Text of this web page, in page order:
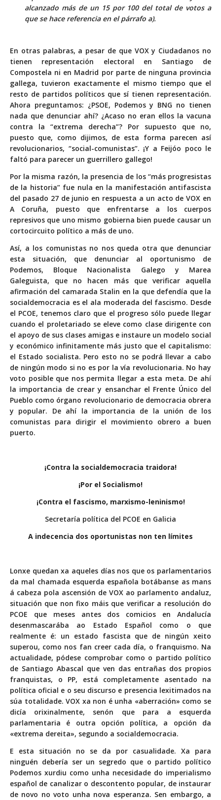
alcanzado más de un 15 por 100 del total de votos a
que se hace referencia en el párrafo a).
En otras palabras, a pesar de que VOX y Ciudadanos no
tienen representación electoral en Santiago de
Compostela ni en Madrid por parte de ninguna provincia
gallega, tuvieron exactamente el mismo tiempo que el
resto de partidos políticos que sí tienen representación.
Ahora preguntamos: ¿PSOE, Podemos y BNG no tienen
nada que denunciar ahí? ¿Acaso no eran ellos la vacuna
contra la “extrema derecha”? Por supuesto que no,
puesto que, como dijimos, de esta forma parecen así
revolucionarios, “social-comunistas”. ¡Y a Feijóo poco le
faltó para parecer un guerrillero gallego!
Por la misma razón, la presencia de los “más progresistas
de la historia” fue nula en la manifestación antifascista
del pasado 27 de junio en respuesta a un acto de VOX en
A Coruña, puesto que enfrentarse a los cuerpos
represivos que uno mismo gobierna bien puede causar un
cortocircuito político a más de uno.
Así, a los comunistas no nos queda otra que denunciar
esta situación, que denunciar al oportunismo de
Podemos, Bloque Nacionalista Galego y Marea
Galeguista, que no hacen más que verificar aquella
afirmación del camarada Stalin en la que defendía que la
socialdemocracia es el ala moderada del fascismo. Desde
el PCOE, tenemos claro que el progreso sólo puede llegar
cuando el proletariado se eleve como clase dirigente con
el apoyo de sus clases amigas e instaure un modelo social
y económico infinitamente más justo que el capitalismo:
el Estado socialista. Pero esto no se podrá llevar a cabo
de ningún modo si no es por la vía revolucionaria. No hay
voto posible que nos permita llegar a esta meta. De ahí
la importancia de crear y ensanchar el Frente Único del
Pueblo como órgano revolucionario de democracia obrera
y popular. De ahí la importancia de la unión de los
comunistas para dirigir el movimiento obrero a buen
puerto.
¡Contra la socialdemocracia traidora!
¡Por el Socialismo!
¡Contra el fascismo, marxismo-leninismo!
Secretaría política del PCOE en Galicia
A indecencia dos oportunistas non ten límites
Lonxe quedan xa aqueles días nos que os parlamentarios
da mal chamada esquerda española botábanse as mans
á cabeza pola ascensión de VOX ao parlamento andaluz,
situación que non fixo máis que verificar a resolución do
PCOE que meses antes dos comicios en Andalucía
desenmascarába ao Estado Español como o que
realmente é: un estado fascista que de ningún xeito
superou, como nos fan creer cada día, o franquismo. Na
actualidade, pódese comprobar como o partido político
de Santiago Abascal que ven das entrañas dos propios
franquistas, o PP, está completamente asentado na
política oficial e o seu discurso e presencia lexitimados na
súa totalidade. VOX xa non é unha «aberración» como se
dicía orixinalmente, senón que para a esquerda
parlamentaria é outra opción política, a opción da
«extrema dereita», segundo a socialdemocracia.
E esta situación no se da por casualidade. Xa para
ninguén debería ser un segredo que o partido político
Podemos xurdiu como unha necesidade do imperialismo
español de canalizar o descontento popular, de instaurar
de novo no voto unha nova esperanza. Sen embargo, a